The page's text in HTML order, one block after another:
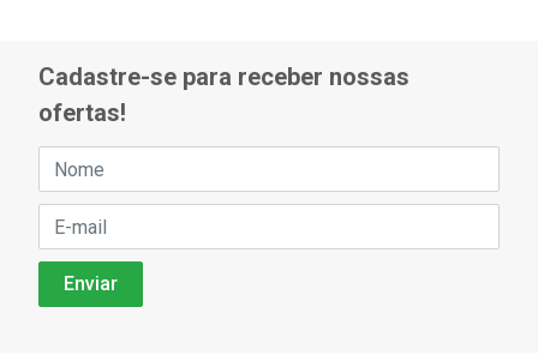
Cadastre-se para receber nossas
ofertas!